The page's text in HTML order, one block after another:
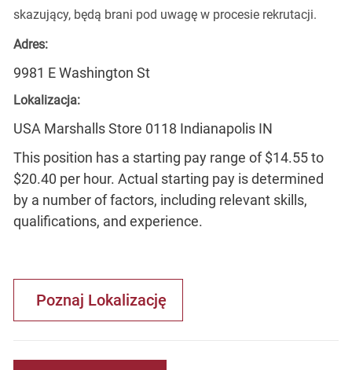
skazujący, będą brani pod uwagę w procesie rekrutacji.
Adres:
9981 E Washington St
Lokalizacja:
USA Marshalls Store 0118 Indianapolis IN
This position has a starting pay range of $14.55 to
$20.40 per hour. Actual starting pay is determined
by a number of factors, including relevant skills,
qualifications, and experience.
Poznaj Lokalizację